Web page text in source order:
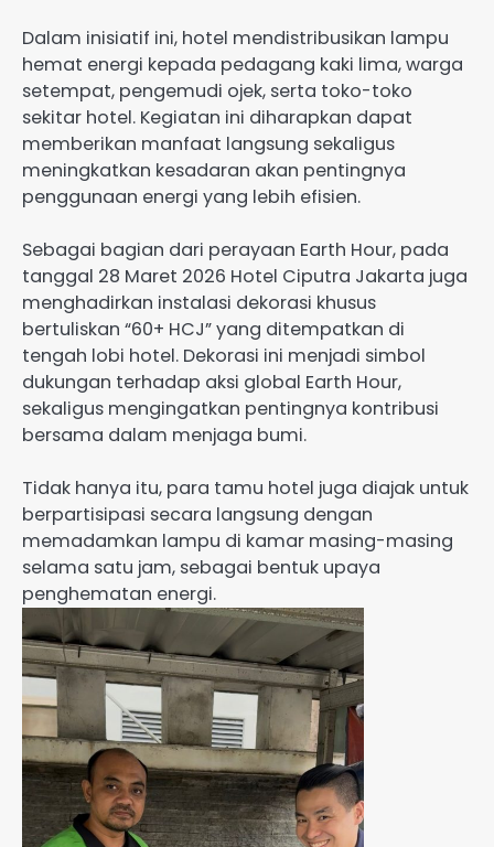
Dalam inisiatif ini, hotel mendistribusikan lampu
hemat energi kepada pedagang kaki lima, warga
setempat, pengemudi ojek, serta toko-toko
sekitar hotel. Kegiatan ini diharapkan dapat
memberikan manfaat langsung sekaligus
meningkatkan kesadaran akan pentingnya
penggunaan energi yang lebih efisien.
Sebagai bagian dari perayaan Earth Hour, pada
tanggal 28 Maret 2026 Hotel Ciputra Jakarta juga
menghadirkan instalasi dekorasi khusus
bertuliskan “60+ HCJ” yang ditempatkan di
tengah lobi hotel. Dekorasi ini menjadi simbol
dukungan terhadap aksi global Earth Hour,
sekaligus mengingatkan pentingnya kontribusi
bersama dalam menjaga bumi.
Tidak hanya itu, para tamu hotel juga diajak untuk
berpartisipasi secara langsung dengan
memadamkan lampu di kamar masing-masing
selama satu jam, sebagai bentuk upaya
penghematan energi.